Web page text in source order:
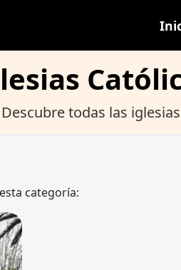
Descubre todas las
categoría: